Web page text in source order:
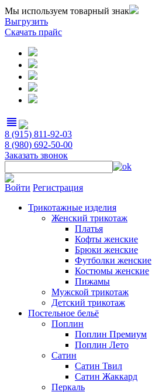
Мы используем товарный знак
Выгрузить
Скачать прайс
view_headline
8 (915) 811-92-03
8 (980) 692-50-00
Заказать звонок
Войти Регистрация
Трикотажные изделия
Женский трикотаж
Платья
Кофты женские
Брюки женские
Футболки женские
Костюмы женские
Пижамы
Мужской трикотаж
Детский трикотаж
Постельное бельё
Поплин
Поплин Премиум
Поплин Лето
Сатин
Сатин Твил
Сатин Жаккард
Перкаль